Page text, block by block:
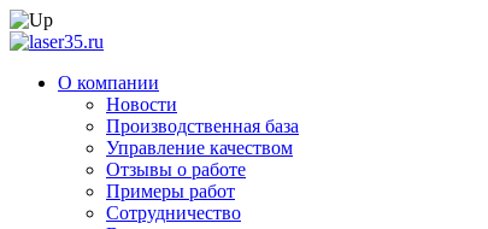
О компании
Новости
Производственная база
Управление качеством
Отзывы о работе
Примеры работ
Сотрудничество